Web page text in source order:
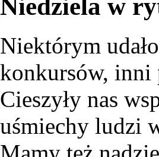
Niedziela w
Niektórym
konkursów, inni
Cieszyły nas
uśmiechy ludzi